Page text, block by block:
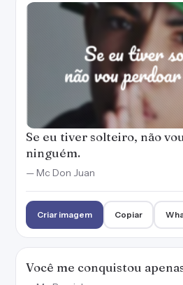
Se eu tiver solteiro, não
ninguém.
— Mc Don Juan
Criar imagem Copiar
Você me conquistou